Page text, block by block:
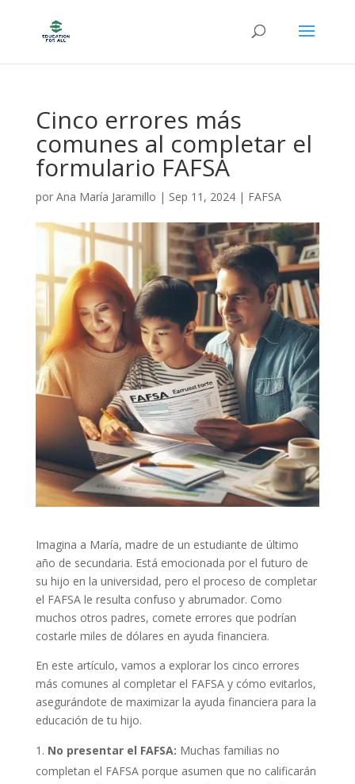
Cinco errores más
comunes al completar el
formulario FAFSA
por Ana María Jaramillo | Sep 11, 2024| FAFSA
Imagina a María, madre de un estudiante de último
año de secundaria. Está emocionada por el futuro de
su hijo en la universidad, pero el proceso de completar
el FAFSA le resulta confuso y abrumador. Como
muchos otros padres, comete errores que podrían
costarle miles de dólares en ayuda financiera.
En este artículo, vamos a explorar los cinco errores
más comunes al completar el FAFSA y cómo evitarlos,
asegurándote de maximizar la ayuda financiera para la
educación de tu hijo.
No presentar el FAFSA: Muchas familias no
completan el FAFSA porque asumen que no calificarán